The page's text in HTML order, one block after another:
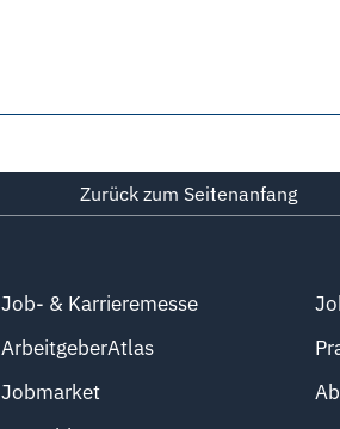
Zurück zum Seitenanfang
Job- & Karrieremesse
ArbeitgeberAtlas
Jobmarket